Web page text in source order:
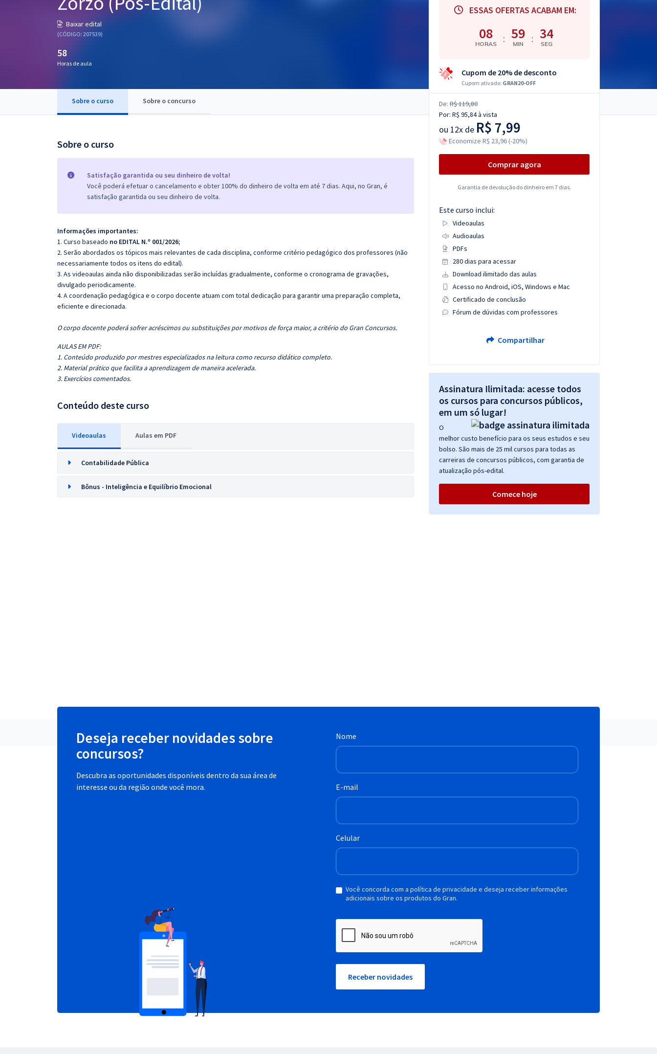
Baixar edital
(CÓDIGO: 207539)
58
Horas de aula
Sobre o curso Sobre o concurso
Sobre o curso
Satisfação garantida ou seu dinheiro de volta!
Você poderá efetuar o cancelamento e obter 100% do dinheiro de volta em até 7 dias. Aqui, no Gran, é
satisfação garantida ou seu dinheiro de volta.
Informações importantes:
1. Curso baseado no EDITAL N.º 001/2026;
2. Serão abordados os tópicos mais relevantes de cada disciplina, conforme critério pedagógico dos professores (não
necessariamente todos os itens do edital).
3. As videoaulas ainda não disponibilizadas serão incluídas gradualmente, conforme o cronograma de gravações,
divulgado periodicamente.
4. A coordenação pedagógica e o corpo docente atuam com total dedicação para garantir uma preparação completa,
eficiente e direcionada.
O corpo docente poderá sofrer acréscimos ou substituições por motivos de força maior, a critério do Gran Concursos.
AULAS EM PDF:
1. Conteúdo produzido por mestres especializados na leitura como recurso didático completo.
2. Material prático que facilita a aprendizagem de maneira acelerada.
3. Exercícios comentados.
Conteúdo deste curso
Videoaulas Aulas em PDF
Contabilidade Pública
Bônus - Inteligência e Equilíbrio Emocional
ESSAS OFERTAS ACABAM EM:
08
HORAS : 59
MIN : 32
SEG
Cupom de 20% de desconto
Cupom ativado: GRAN20-OFF
De: R$ 119,80
Por: R$ 95,84à vista
ou 12x de R$ 7,99
Economize R$ 23,96 (-20%)
Comprar agora
Garantia de devolução do dinheiro em 7 dias.
Este curso inclui:
Videoaulas
Audioaulas
PDFs
280 dias para acessar
Download ilimitado das aulas
Acesso no Android, iOS, Windows e Mac
Certificado de conclusão
Fórum de dúvidas com professores
Compartilhar
Assinatura Ilimitada: acesse todos
os cursos para concursos públicos,
em um só lugar!
O
melhor custo benefício para os seus estudos e seu
bolso. São mais de 25 mil cursos para todas as
carreiras de concursos públicos, com garantia de
atualização pós-edital.
Comece hoje
Deseja receber novidades sobre
concursos?
Descubra as oportunidades disponíveis dentro da sua área de
interesse ou da região onde você mora.
Nome
E-mail
Celular
Você concorda com a política de privacidade e deseja receber informações
adicionais sobre os produtos do Gran.
Receber novidades